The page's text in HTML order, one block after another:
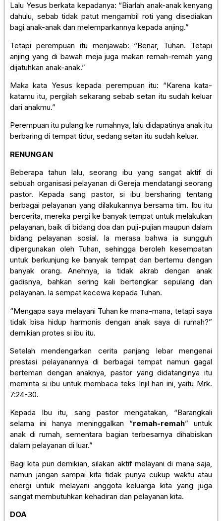
Lalu Yesus berkata kepadanya: “Biarlah anak-anak kenyang
dahulu, sebab tidak patut mengambil roti yang disediakan
bagi anak-anak dan melemparkannya kepada anjing.”
Tetapi perempuan itu menjawab: “Benar, Tuhan. Tetapi
anjing yang di bawah meja juga makan remah-remah yang
dijatuhkan anak-anak.”
Maka kata Yesus kepada perempuan itu: “Karena kata-
katamu itu, pergilah sekarang sebab setan itu sudah keluar
dari anakmu.”
Perempuan itu pulang ke rumahnya, lalu didapatinya anak itu
berbaring di tempat tidur, sedang setan itu sudah keluar.
RENUNGAN
Beberapa tahun lalu, seorang ibu yang sangat aktif di
sebuah organisasi pelayanan di Gereja mendatangi seorang
pastor. Kepada sang pastor, si ibu bersharing tentang
berbagai pelayanan yang dilakukannya bersama tim. Ibu itu
bercerita, mereka pergi ke banyak tempat untuk melakukan
pelayanan, baik di bidang doa dan puji-pujian maupun dalam
bidang pelayanan sosial. Ia merasa bahwa ia sungguh
dipergunakan oleh Tuhan, sehingga beroleh kesempatan
untuk berkunjung ke banyak tempat dan bertemu dengan
banyak orang. Anehnya, ia tidak akrab dengan anak
gadisnya, bahkan sering kali bertengkar sepulang dan
pelayanan. la sempat kecewa kepada Tuhan.
“Mengapa saya melayani Tuhan ke mana-mana, tetapi saya
tidak bisa hidup harmonis dengan anak saya di rumah?”
demikian protes si ibu itu.
Setelah mendengarkan cerita panjang lebar mengenai
prestasi pelayanannya di berbagai tempat namun gagal
berteman dengan anaknya, pastor yang didatanginya itu
meminta si ibu untuk membaca teks Injil hari ini, yaitu Mrk.
7:24-30.
Kepada Ibu itu, sang pastor mengatakan, “Barangkali
selama ini hanya meninggalkan “remah-remah” untuk
anak di rumah, sementara bagian terbesarnya dihabiskan
dalam pelayanan di luar.”
Bagi kita pun demikian, silakan aktif melayani di mana saja,
namun jangan sampai kita tidak punya cukup waktu atau
energi untuk melayani anggota keluarga kita yang juga
sangat membutuhkan kehadiran dan pelayanan kita.
DOA